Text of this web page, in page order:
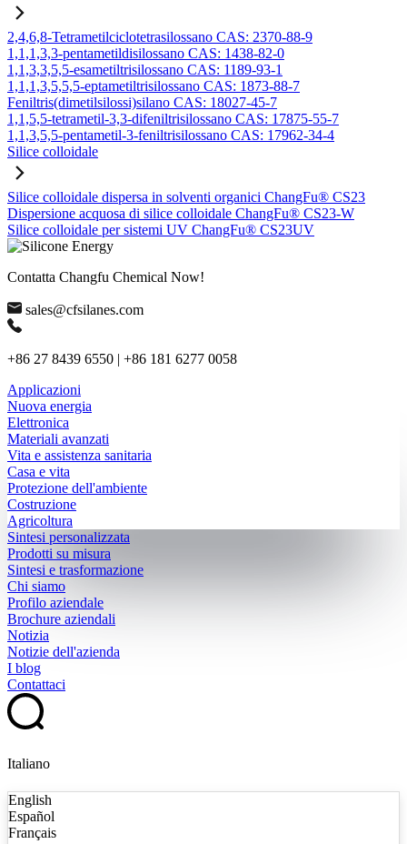
2,4,6,8-Tetrametilciclotetrasilossano CAS: 2370-88-9
1,1,1,3,3-pentametildisilossano CAS: 1438-82-0
1,1,3,3,5,5-esametiltrisilossano CAS: 1189-93-1
1,1,1,3,5,5,5-eptametiltrisilossano CAS: 1873-88-7
Feniltris(dimetilsilossi)silano CAS: 18027-45-7
1,1,5,5-tetrametil-3,3-difeniltrisilossano CAS: 17875-55-7
1,1,3,5,5-pentametil-3-feniltrisilossano CAS: 17962-34-4
Silice colloidale
Silice colloidale dispersa in solventi organici ChangFu® CS23
Dispersione acquosa di silice colloidale ChangFu® CS23-W
Silice colloidale per sistemi UV ChangFu® CS23UV
Contatta Changfu Chemical Now!
sales@cfsilanes.com
+86 27 8439 6550 | +86 181 6277 0058
Applicazioni
Nuova energia
Elettronica
Materiali avanzati
Vita e assistenza sanitaria
Casa e vita
Protezione dell'ambiente
Costruzione
Agricoltura
Sintesi personalizzata
Prodotti su misura
Sintesi e trasformazione
Chi siamo
Profilo aziendale
Brochure aziendali
Notizia
Notizie dell'azienda
I blog
Contattaci
Italiano
English
Español
Français